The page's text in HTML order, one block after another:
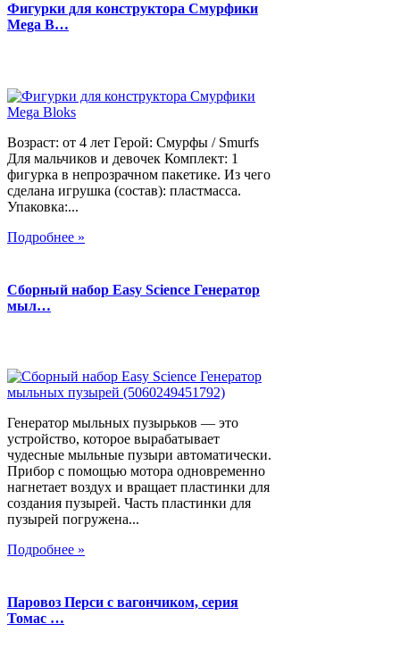
Фигурки для конструктора Смурфики
Mega B…
Возраст: от 4 лет Герой: Смурфы / Smurfs
Для мальчиков и девочек Комплект: 1
фигурка в непрозрачном пакетике. Из чего
сделана игрушка (состав): пластмасса.
Упаковка:...
Подробнее »
Сборный набор Easy Science Генератор
мыл…
Генератор мыльных пузырьков — это
устройство, которое вырабатывает
чудесные мыльные пузыри автоматически.
Прибор с помощью мотора одновременно
нагнетает воздух и вращает пластинки для
создания пузырей. Часть пластинки для
пузырей погружена...
Подробнее »
Паровоз Перси с вагончиком, серия
Томас …